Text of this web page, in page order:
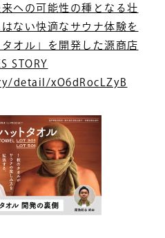
への可能性の種となる壮
ない快適なサウナ体験を
オル」を開発した源商店
STORY
detail/xO6dRocLZyB